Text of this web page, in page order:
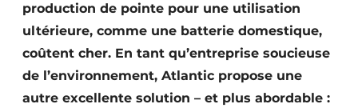
Fondations
Façades
Géotextiles
production de pointe pour une utilisation
ultérieure, comme une batterie domestique,
coûtent cher. En tant qu’entreprise soucieuse
de l’environnement, Atlantic propose une
autre excellente solution – et plus abordable :